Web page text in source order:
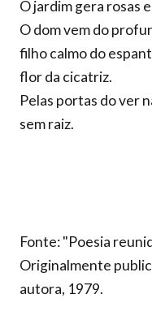
O jardim gera rosas
O dom vem do
filho calmo do
flor da cicatriz.
Pelas portas do ver
sem raiz.
Fonte: "Poesia
Originalmente
autora, 1979.